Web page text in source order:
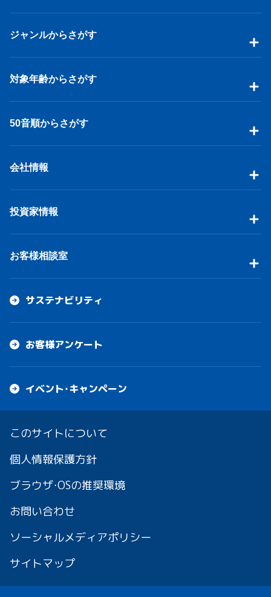
ジャンルからさがす
対象年齢からさがす
50音順からさがす
会社情報
投資家情報
お客様相談室
サステナビリティ
お客様アンケート
イベント・キャンペーン
このサイトについて
個人情報保護方針
ブラウザ・OSの推奨環境
お問い合わせ
ソーシャルメディアポリシー
サイトマップ